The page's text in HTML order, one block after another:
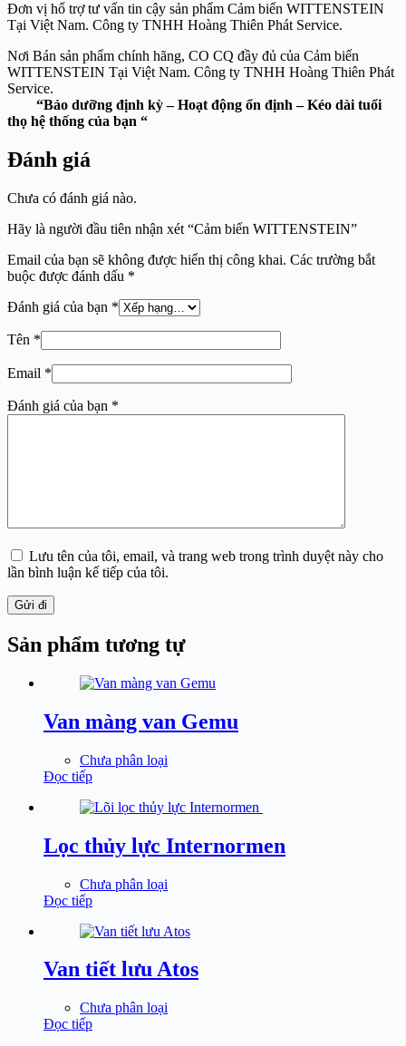
Đơn vị hổ trợ tư vấn tin cậy sản phẩm Cảm biến WITTENSTEIN
Tại Việt Nam. Công ty TNHH Hoàng Thiên Phát Service.
Nơi Bán sản phẩm chính hãng, CO CQ đầy đủ của Cảm biến
WITTENSTEIN Tại Việt Nam. Công ty TNHH Hoàng Thiên Phát
Service.
“Bảo dưỡng định kỳ – Hoạt động ổn định – Kéo dài tuổi
thọ hệ thống của bạn “
Đánh giá
Chưa có đánh giá nào.
Hãy là người đầu tiên nhận xét “Cảm biến WITTENSTEIN”
Email của bạn sẽ không được hiển thị công khai. Các trường bắt
buộc được đánh dấu *
Đánh giá của bạn *
Tên *
Email *
Đánh giá của bạn *
Lưu tên của tôi, email, và trang web trong trình duyệt này cho
lần bình luận kế tiếp của tôi.
Gửi đi
Sản phẩm tương tự
Van màng van Gemu
Chưa phân loại
Đọc tiếp
Lọc thủy lực Internormen
Chưa phân loại
Đọc tiếp
Van tiết lưu Atos
Chưa phân loại
Đọc tiếp